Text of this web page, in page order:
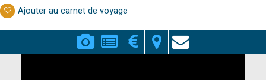
Ajouter au carnet de voyage